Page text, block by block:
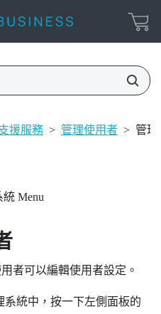
援服務 > 管理使用者 > 管理
Menu
者可以編輯使用者設定。
系統中，按一下左側面板的